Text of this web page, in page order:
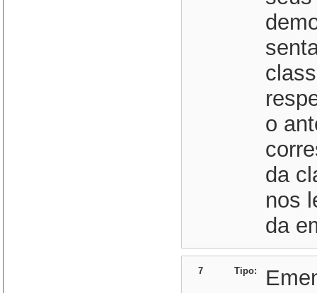
o
da
nos
da
7 Tipo: